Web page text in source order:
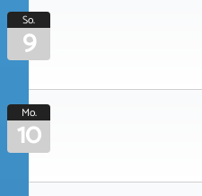
So.
9
Mo.
10